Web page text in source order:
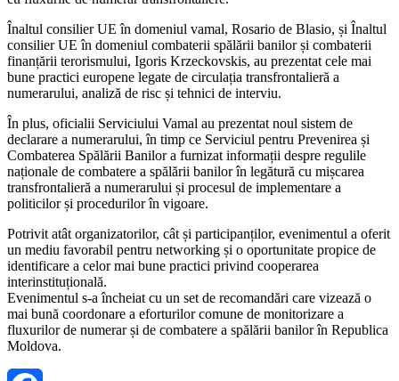
Înaltul consilier UE în domeniul vamal, Rosario de Blasio, și Înaltul
consilier UE în domeniul combaterii spălării banilor și combaterii
finanțării terorismului, Igoris Krzeckovskis, au prezentat cele mai
bune practici europene legate de circulația transfrontalieră a
numerarului, analiză de risc și tehnici de interviu.
În plus, oficialii Serviciului Vamal au prezentat noul sistem de
declarare a numerarului, în timp ce Serviciul pentru Prevenirea și
Combaterea Spălării Banilor a furnizat informații despre regulile
naționale de combatere a spălării banilor în legătură cu mișcarea
transfrontalieră a numerarului și procesul de implementare a
politicilor și procedurilor în vigoare.
Potrivit atât organizatorilor, cât și participanților, evenimentul a oferit
un mediu favorabil pentru networking și o oportunitate propice de
identificare a celor mai bune practici privind cooperarea
interinstituțională.
Evenimentul s-a încheiat cu un set de recomandări care vizează o
mai bună coordonare a eforturilor comune de monitorizare a
fluxurilor de numerar și de combatere a spălării banilor în Republica
Moldova.